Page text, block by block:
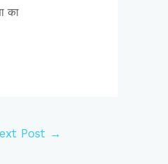
का
Post →